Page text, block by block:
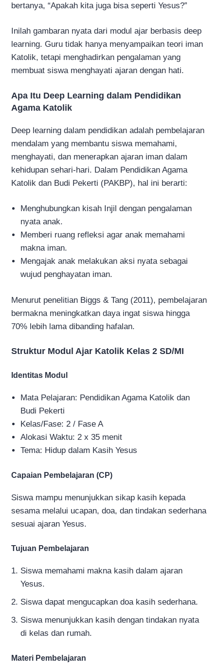
bertanya, “Apakah kita juga bisa seperti Yesus?”
Inilah gambaran nyata dari modul ajar berbasis deep
learning. Guru tidak hanya menyampaikan teori iman
Katolik, tetapi menghadirkan pengalaman yang
membuat siswa menghayati ajaran dengan hati.
Apa Itu Deep Learning dalam Pendidikan
Agama Katolik
Deep learning dalam pendidikan adalah pembelajaran
mendalam yang membantu siswa memahami,
menghayati, dan menerapkan ajaran iman dalam
kehidupan sehari-hari. Dalam Pendidikan Agama
Katolik dan Budi Pekerti (PAKBP), hal ini berarti:
Menghubungkan kisah Injil dengan pengalaman
nyata anak.
Memberi ruang refleksi agar anak memahami
makna iman.
Mengajak anak melakukan aksi nyata sebagai
wujud penghayatan iman.
Menurut penelitian Biggs & Tang (2011), pembelajaran
bermakna meningkatkan daya ingat siswa hingga
70% lebih lama dibanding hafalan.
Struktur Modul Ajar Katolik Kelas 2 SD/MI
Identitas Modul
Mata Pelajaran: Pendidikan Agama Katolik dan
Budi Pekerti
Kelas/Fase: 2 / Fase A
Alokasi Waktu: 2 x 35 menit
Tema: Hidup dalam Kasih Yesus
Capaian Pembelajaran (CP)
Siswa mampu menunjukkan sikap kasih kepada
sesama melalui ucapan, doa, dan tindakan sederhana
sesuai ajaran Yesus.
Tujuan Pembelajaran
Siswa memahami makna kasih dalam ajaran
Yesus.
Siswa dapat mengucapkan doa kasih sederhana.
Siswa menunjukkan kasih dengan tindakan nyata
di kelas dan rumah.
Materi Pembelajaran